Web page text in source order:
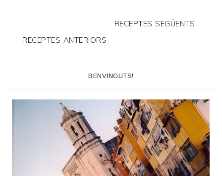
RECEPTES SEGÜENTS
RECEPTES ANTERIORS
BENVINGUTS!